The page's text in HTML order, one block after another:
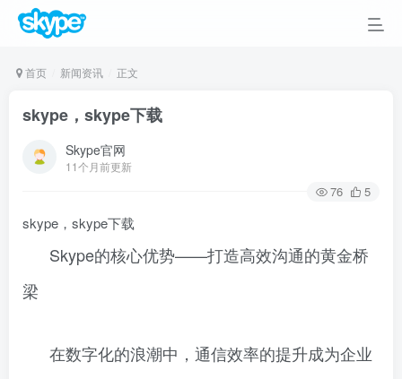
首页 新闻资讯 正文
skype，skype下载
Skype官网
11个月前更新
76 5
skype，skype下载
Skype的核心优势——打造高效沟通的黄金桥
梁
在数字化的浪潮中，通信效率的提升成为企业